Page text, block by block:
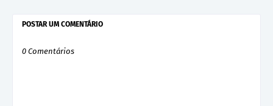
POSTAR UM COMENTÁRIO
0 Comentários